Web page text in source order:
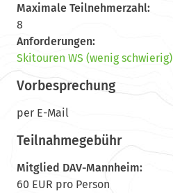
Maximale Teilnehmerzahl:
8
Anforderungen:
Skitouren WS (wenig schwierig)
Vorbesprechung
per E-Mail
Teilnahmegebühr
Mitglied DAV-Mannheim:
60 EUR pro Person